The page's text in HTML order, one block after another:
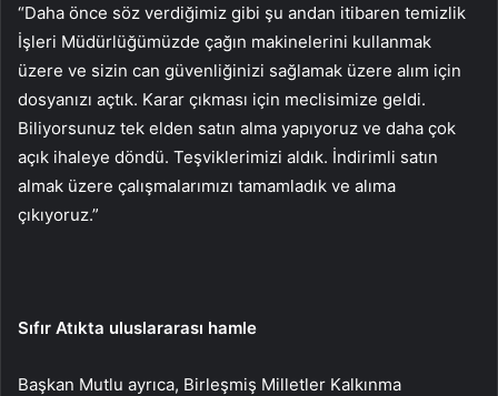
“Daha önce söz verdiğimiz gibi şu andan itibaren temizlik
İşleri Müdürlüğümüzde çağın makinelerini kullanmak
üzere ve sizin can güvenliğinizi sağlamak üzere alım için
dosyanızı açtık. Karar çıkması için meclisimize geldi.
Biliyorsunuz tek elden satın alma yapıyoruz ve daha çok
açık ihaleye döndü. Teşviklerimizi aldık. İndirimli satın
almak üzere çalışmalarımızı tamamladık ve alıma
çıkıyoruz.”
Sıfır Atıkta uluslararası hamle
Başkan Mutlu ayrıca, Birleşmiş Milletler Kalkınma